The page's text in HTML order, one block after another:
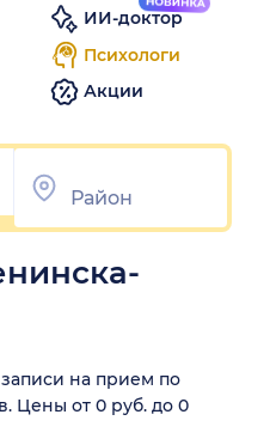
ИИ-доктор
Психологи
Акции
на прием по
Цены от 0 руб. до 0